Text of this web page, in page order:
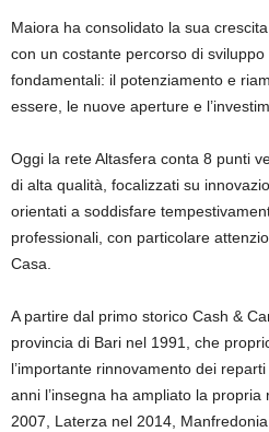
Maiora ha consolidato la sua crescita
con un costante percorso di sviluppo
fondamentali: il potenziamento e
essere, le nuove aperture e
Oggi la rete Altasfera conta 8 punti
di alta qualità, focalizzati su
orientati a soddisfare
professionali, con particolare
Casa.
A partire dal primo storico Cash &
provincia di Bari nel 1991, che
l’importante rinnovamento dei
anni l’insegna ha ampliato la
2007, Laterza nel 2014,